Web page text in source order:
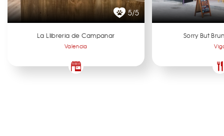
5/5
La Llibreria de Campanar
Valencia
Sorry But